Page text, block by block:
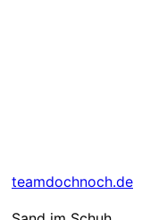
teamdochnoch.de